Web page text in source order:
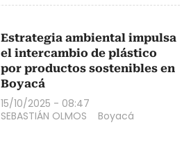
Estrategia ambiental impulsa
el intercambio de plástico
por productos sostenibles en
Boyacá
15/10/2025 - 08:47
SEBASTIÁN OLMOS
Boyacá